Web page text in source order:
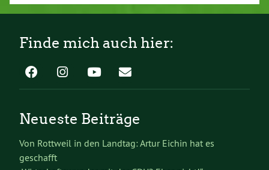
Finde mich auch hier:
Neueste Beiträge
Von Rottweil in den Landtag: Artur Eichin hat es
geschafft